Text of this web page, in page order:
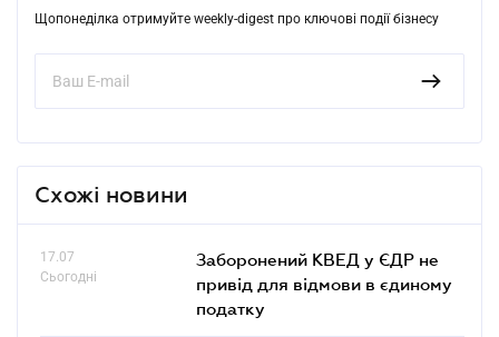
Щопонеділка отримуйте weekly-digest про ключові події бізнесу
Схожі новини
17.07
Сьогодні
Заборонений КВЕД у ЄДР не
привід для відмови в єдиному
податку